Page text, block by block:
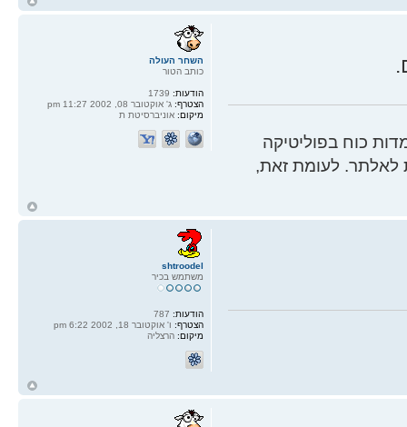
כוח בפוליטיקה
לאלתר. לעומת זאת,
השחר העולה
כותב הטור
הודעות:1739
הצטרף:ג' אוקטובר 08, 2002 11:27 pm
מיקום:אוניברסיטת ת
shtroodel
משתמש בכיר
הודעות:
הצטרף: ו' אוקטובר 18, 2002 6:22 pm
מיקום: הרצליה